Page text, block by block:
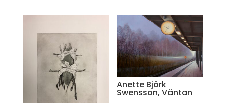
Anette Björk
Swensson, Väntan